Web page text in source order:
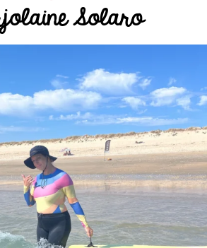
Solaro